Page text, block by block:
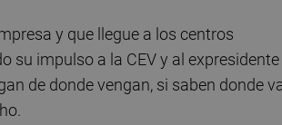
y que llegue a los centros
su impulso a la CEV y al expresidente
de donde vengan, si saben donde